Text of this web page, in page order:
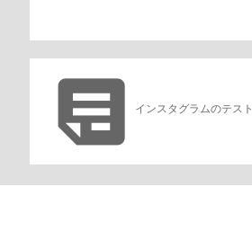
インスタグラムのテスト